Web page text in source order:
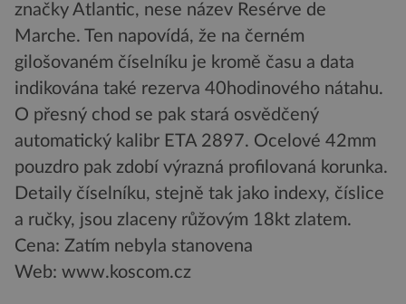
značky Atlantic, nese název Resérve de
Marche. Ten napovídá, že na černém
gilošovaném číselníku je kromě času a data
indikována také rezerva 40hodinového nátahu.
O přesný chod se pak stará osvědčený
automatický kalibr ETA 2897. Ocelové 42mm
pouzdro pak zdobí výrazná profilovaná korunka.
Detaily číselníku, stejně tak jako indexy, číslice
a ručky, jsou zlaceny růžovým 18kt zlatem.
Cena: Zatím nebyla stanovena
Web: www.koscom.cz